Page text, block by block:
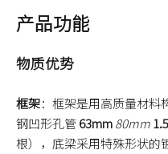
产品功能
物质优势
框架：框架是用高质量材料
钢凹形孔管63mm80mm
根），底梁采用特殊形状的